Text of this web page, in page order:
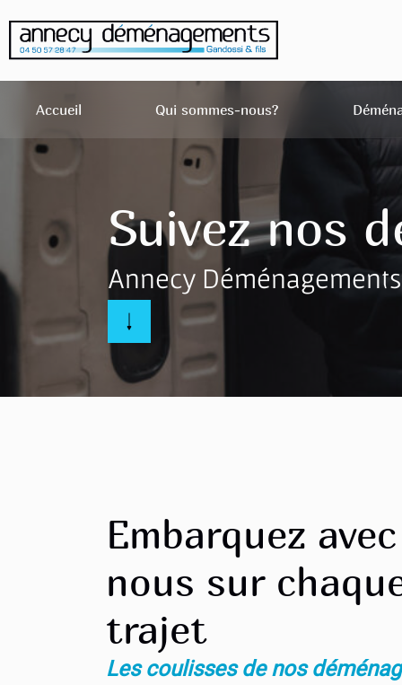
Accueil Qui sommes-nous?
Suivez nos
Annecy
Embarquez avec
nous sur
trajet
Les coulisses de nos